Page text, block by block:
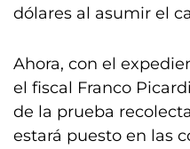
dólares al asumir el
Ahora, con el
el fiscal Franco
de la prueba
estará puesto en las